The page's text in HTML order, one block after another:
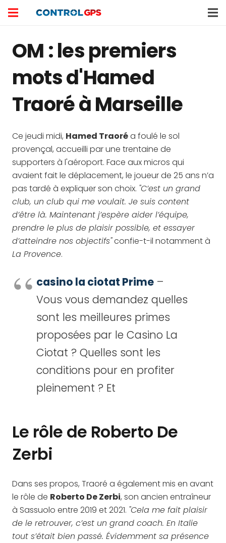
OM : les premiers
mots d'Hamed
Traoré à Marseille
Ce jeudi midi, Hamed Traoréa foulé le sol
provençal, accueilli par une trentaine de
supporters à l'aéroport. Face aux micros qui
avaient fait le déplacement, le joueur de 25 ans n’a
pas tardé à expliquer son choix. "C’est un grand
club, un club qui me voulait. Je suis content
d’être là. Maintenant j’espère aider l’équipe,
prendre le plus de plaisir possible, et essayer
d’atteindre nos objectifs"confie-t-il notamment à
La Provence.
casino la ciotat Prime –
Vous vous demandez quelles
sont les meilleures primes
proposées par le Casino La
Ciotat ? Quelles sont les
conditions pour en profiter
pleinement ? Et
Le rôle de Roberto De
Zerbi
Dans ses propos, Traoré a également mis en avant
le rôle de Roberto De Zerbi, son ancien entraîneur
à Sassuolo entre 2019 et 2021. "Cela me fait plaisir
de le retrouver, c’est un grand coach. En Italie
tout s’était bien passé. Évidemment sa présence